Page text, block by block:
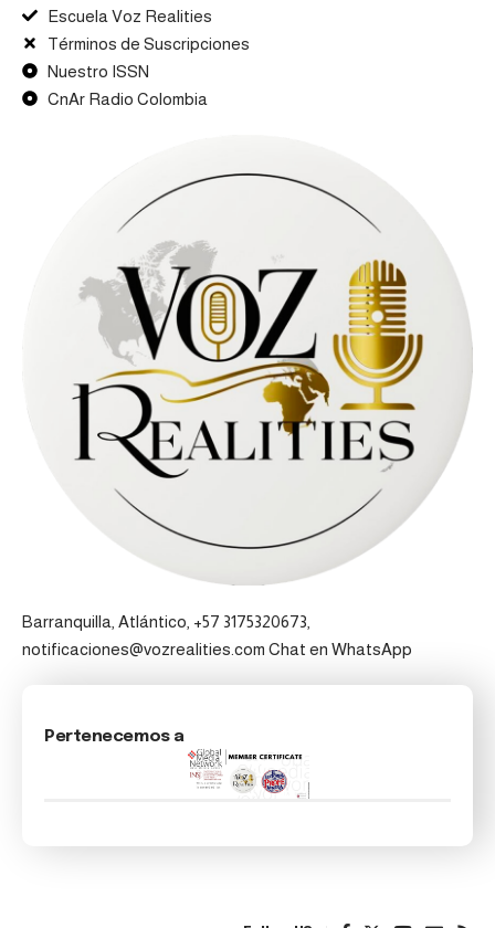
Escuela Voz Realities
Términos de Suscripciones
Nuestro ISSN
CnAr Radio Colombia
Barranquilla, Atlántico, +57 3175320673,
notificaciones@vozrealities.com Chat en WhatsApp
Pertenecemos a